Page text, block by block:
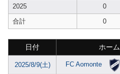
2025 0
合計
0
日付 ホーム
2025/8/9(土) FC Aomonte